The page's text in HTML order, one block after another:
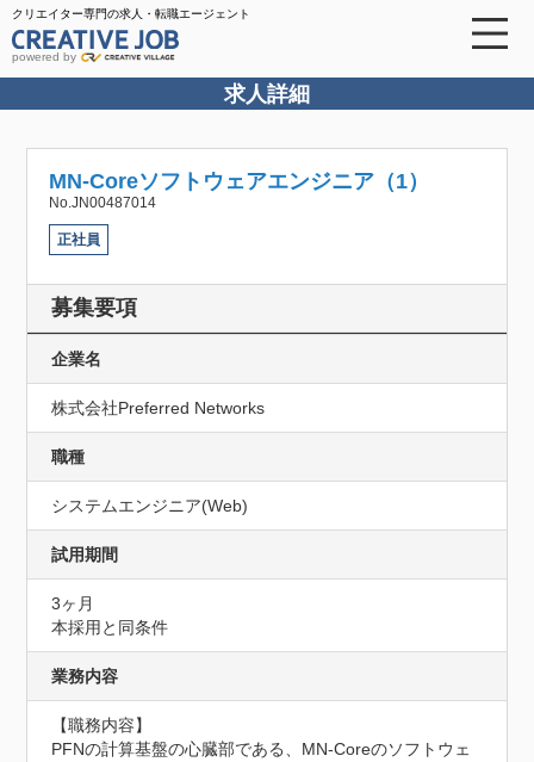
クリエイター専門の求人・転職エージェント
powered by
求人詳細
MN-Coreソフトウェアエンジニア（1）
No.JN00487014
正社員
募集要項
企業名
株式会社Preferred Networks
職種
システムエンジニア(Web)
試用期間
3ヶ月
本採用と同条件
業務内容
【職務内容】
PFNの計算基盤の心臓部である、MN-Coreのソフトウェ